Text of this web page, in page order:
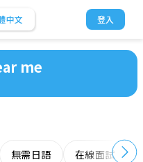
中文 登入
me
無需日語 在線面試